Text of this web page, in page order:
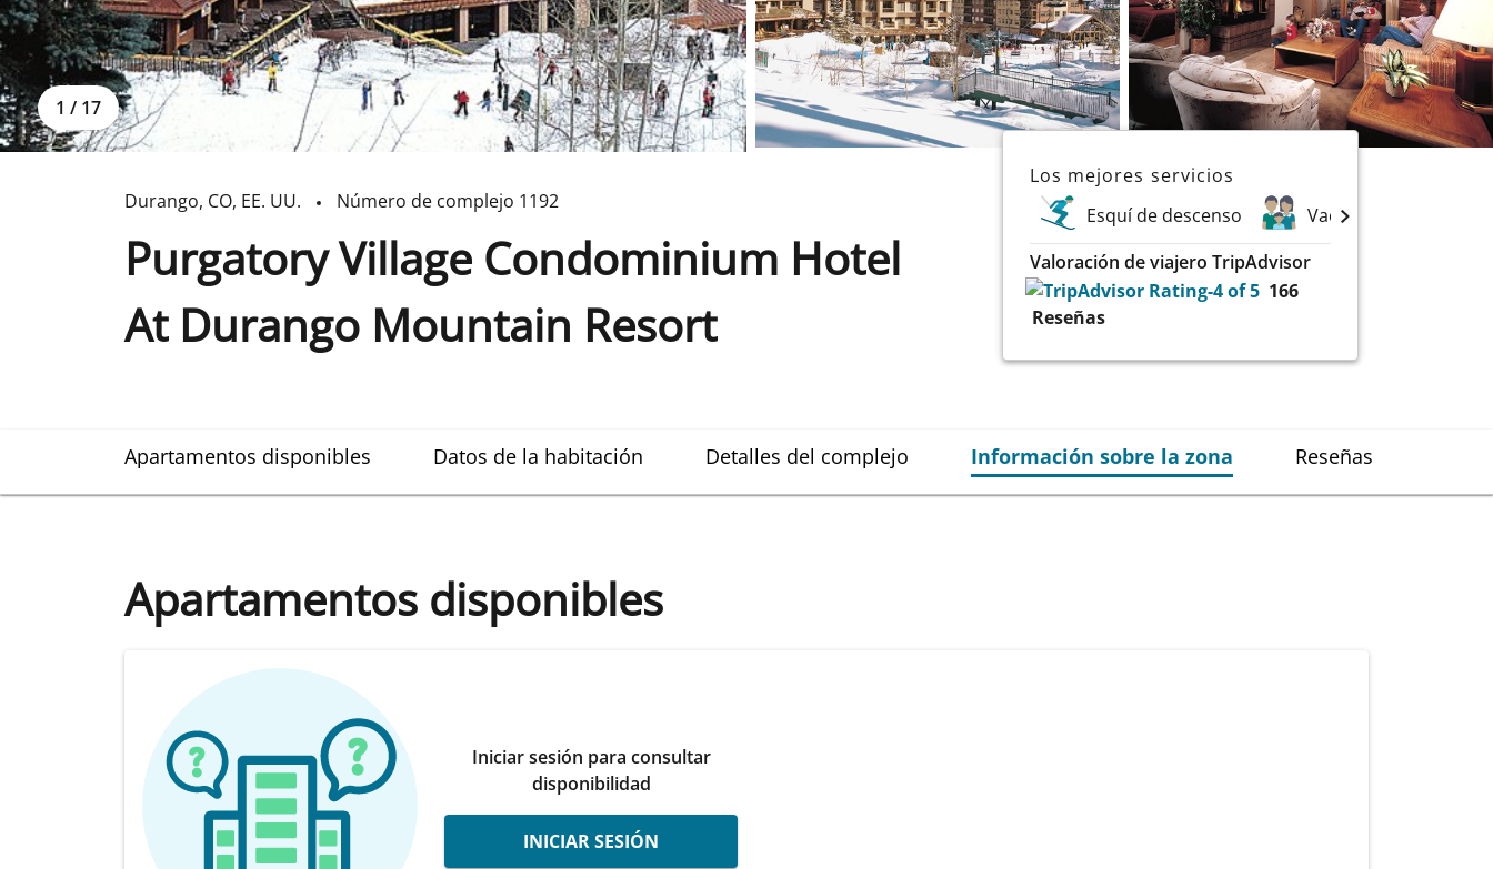
1 / 17
Durango, CO, EE. UU. Número de complejo 1192
Purgatory Village Condominium Hotel
At Durango Mountain Resort
Los mejores servicios
Esquí de descenso
Vacaciones en familia
Valoración de viajero TripAdvisor
166
Reseñas
Apartamentos disponibles Datos de la habitación Detalles del complejo Información sobre la zona Reseñas
Apartamentos disponibles
Iniciar sesión para consultar
disponibilidad
INICIAR SESIÓN